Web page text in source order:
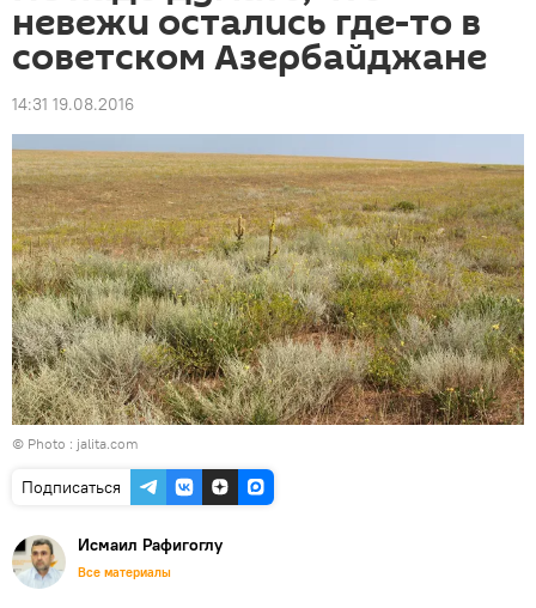
невежи остались где-то в
советском Азербайджане
14:31 19.08.2016
© Photo : jalita.com
Подписаться
Исмаил Рафигоглу
Все материалы